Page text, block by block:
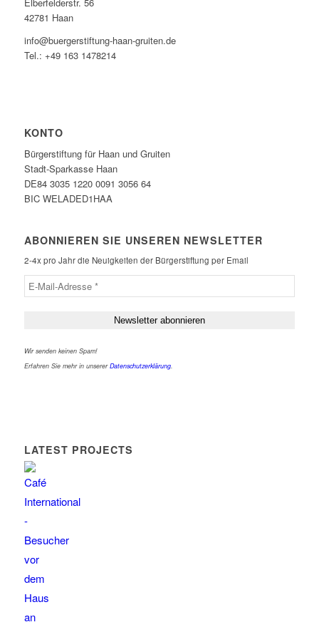
42781 Haan
info@buergerstiftung-haan-gruiten.de
Tel.: +49 163 1478214
KONTO
Bürgerstiftung für Haan und Gruiten
Stadt-Sparkasse Haan
DE84 3035 1220 0091 3056 64
BIC WELADED1HAA
ABONNIEREN SIE UNSEREN NEWSLETTER
2-4x pro Jahr die Neuigkeiten der Bürgerstiftung per Email
Wir senden keinen Spam!
Erfahren Sie mehr in unsererDatenschutzerklärung.
LATEST PROJECTS